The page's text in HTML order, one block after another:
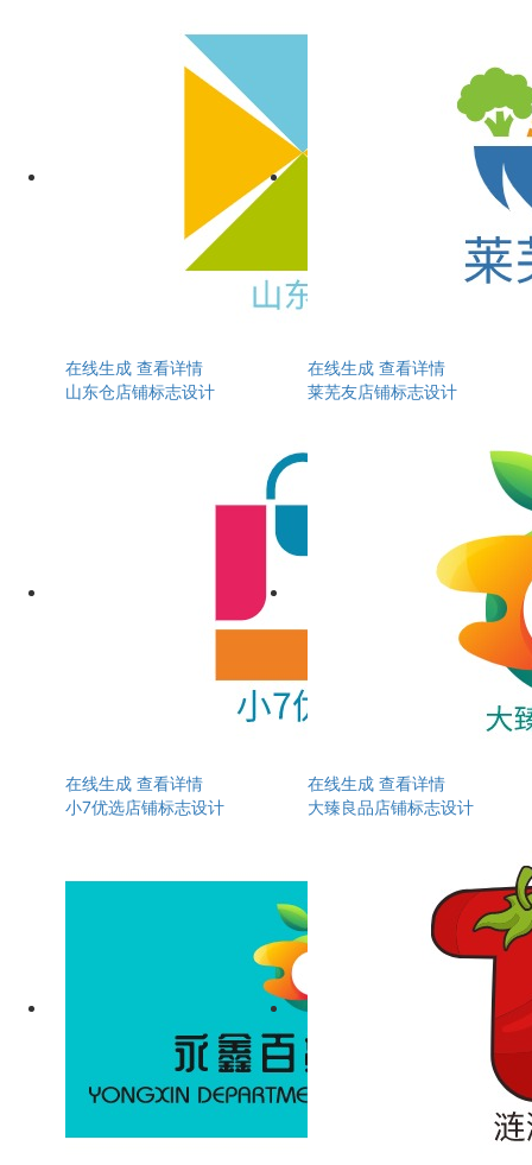
在线生成 查看详情
山东仓店铺标志设计
在线生成 查看详情
莱芜友店铺标志设计
在线生成 查看详情
小7优选店铺标志设计
在线生成 查看详情
大臻良品店铺标志设计